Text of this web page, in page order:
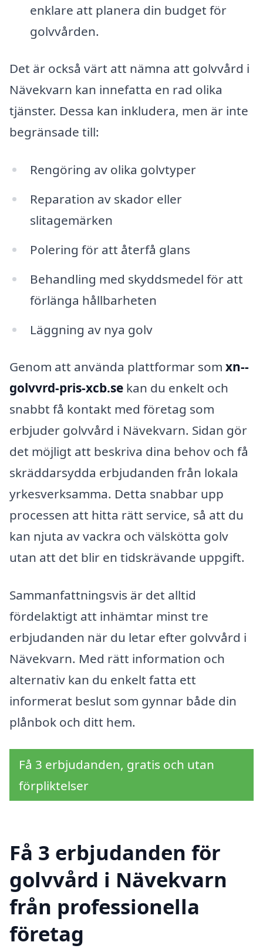
enklare att planera din budget för
golvvården.
Det är också värt att nämna att golvvård i
Nävekvarn kan innefatta en rad olika
tjänster. Dessa kan inkludera, men är inte
begränsade till:
Rengöring av olika golvtyper
Reparation av skador eller
slitagemärken
Polering för att återfå glans
Behandling med skyddsmedel för att
förlänga hållbarheten
Läggning av nya golv
Genom att använda plattformar som xn--
golvvrd-pris-xcb.se kan du enkelt och
snabbt få kontakt med företag som
erbjuder golvvård i Nävekvarn. Sidan gör
det möjligt att beskriva dina behov och få
skräddarsydda erbjudanden från lokala
yrkesverksamma. Detta snabbar upp
processen att hitta rätt service, så att du
kan njuta av vackra och välskötta golv
utan att det blir en tidskrävande uppgift.
Sammanfattningsvis är det alltid
fördelaktigt att inhämtar minst tre
erbjudanden när du letar efter golvvård i
Nävekvarn. Med rätt information och
alternativ kan du enkelt fatta ett
informerat beslut som gynnar både din
plånbok och ditt hem.
Få 3 erbjudanden, gratis och utan
förpliktelser
Få 3 erbjudanden för
golvvård i Nävekvarn
från professionella
företag